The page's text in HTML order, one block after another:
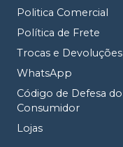
Politica Comercial
Política de Frete
Trocas e Devoluções
WhatsApp
Código de Defesa do
Consumidor
Lojas